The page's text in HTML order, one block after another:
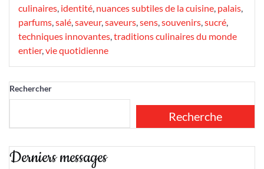
culinaires, identité, nuances subtiles de la cuisine, palais,
parfums,salé,saveur,saveurs,sens,souvenirs,sucré,
techniques innovantes,traditions culinaires du monde
entier,vie quotidienne
Rechercher
Recherche
Derniers messages